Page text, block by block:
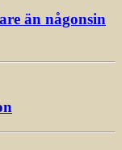
än någonsin